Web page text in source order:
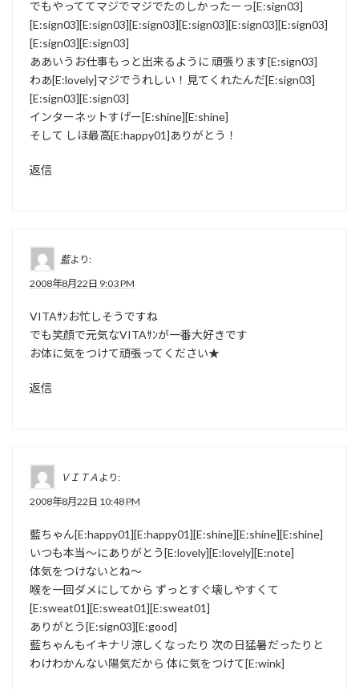
でもやっててマジでマジでたのしかったーっ[E:sign03]
[E:sign03][E:sign03][E:sign03][E:sign03][E:sign03][E:sign03]
[E:sign03][E:sign03]
ああいうお仕事もっと出来るように 頑張ります[E:sign03]
わあ[E:lovely]マジでうれしい！見てくれたんだ[E:sign03]
[E:sign03][E:sign03]
インターネットすげー[E:shine][E:shine]
そして しほ最高[E:happy01]ありがとう！
返信
藍より:
2008年8月22日 9:03 PM
VITAｻﾝお忙しそうですね
でも笑顔で元気なVITAｻﾝが一番大好きです
お体に気をつけて頑張ってください★
返信
ＶＩＴＡ より:
2008年8月22日 10:48 PM
藍ちゃん[E:happy01][E:happy01][E:shine][E:shine][E:shine]
いつも本当～にありがとう[E:lovely][E:lovely][E:note]
体気をつけないとね～
喉を一回ダメにしてから ずっとすぐ壊しやすくて
[E:sweat01][E:sweat01][E:sweat01]
ありがとう[E:sign03][E:good]
藍ちゃんもイキナリ涼しくなったり 次の日猛暑だったりと
わけわかんない陽気だから 体に気をつけて[E:wink]